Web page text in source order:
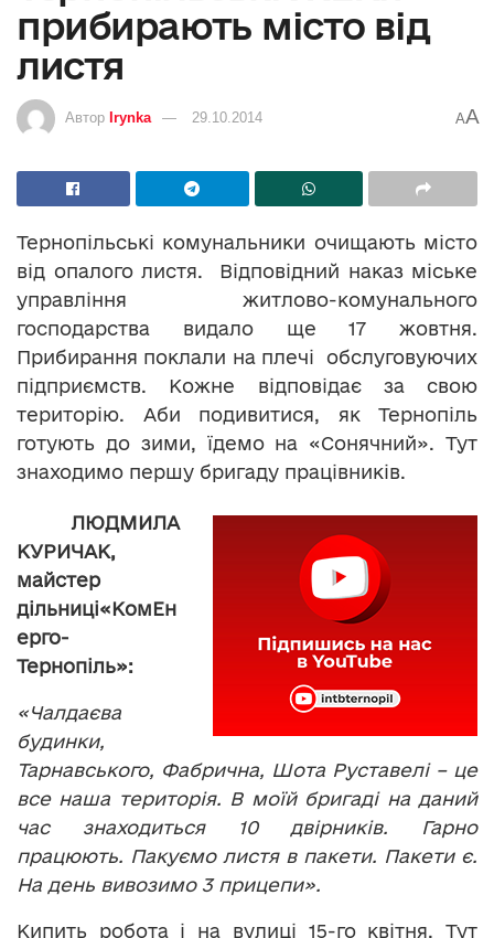
прибирають місто від
листя
Автор Irynka 29.10.2014 AA
Тернопільські комунальники очищають місто
від опалого листя. Відповідний наказ міське
управління житлово-комунального
господарства видало ще 17 жовтня.
Прибирання поклали на плечі обслуговуючих
підприємств. Кожне відповідає за свою
територію. Аби подивитися, як Тернопіль
готують до зими, їдемо на «Сонячний». Тут
знаходимо першу бригаду працівників.
ЛЮДМИЛА
КУРИЧАК,
майстер
дільниці«КомЕн
ерго-
Тернопіль»:
«Чалдаєва
будинки,
Тарнавського, Фабрична, Шота Руставелі – це
все наша територія. В моїй бригаді на даний
час знаходиться 10 двірників. Гарно
працюють. Пакуємо листя в пакети. Пакети є.
На день вивозимо 3 прицепи».
Кипить робота і на вулиці 15-го квітня. Тут